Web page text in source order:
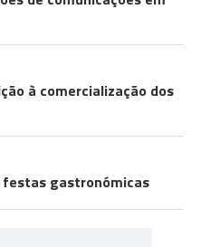
à comercialização dos
festas gastronómicas